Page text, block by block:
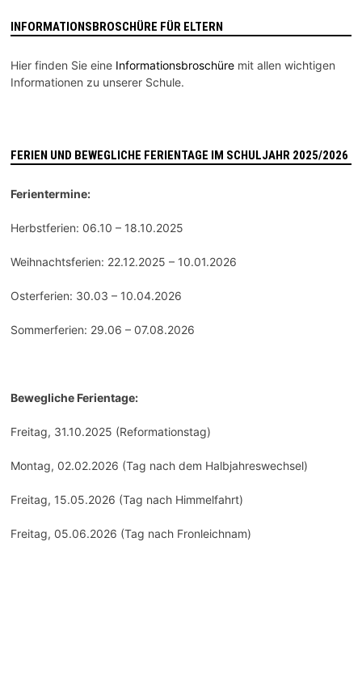
INFORMATIONSBROSCHÜRE FÜR ELTERN
Hier finden Sie eine Informationsbroschüremit allen wichtigen
Informationen zu unserer Schule.
FERIEN UND BEWEGLICHE FERIENTAGE IM SCHULJAHR 2025/2026
Ferientermine:
Herbstferien: 06.10 – 18.10.2025
Weihnachtsferien: 22.12.2025 – 10.01.2026
Osterferien: 30.03 – 10.04.2026
Sommerferien: 29.06 – 07.08.2026
Bewegliche Ferientage:
Freitag, 31.10.2025 (Reformationstag)
Montag, 02.02.2026 (Tag nach dem Halbjahreswechsel)
Freitag, 15.05.2026 (Tag nach Himmelfahrt)
Freitag, 05.06.2026 (Tag nach Fronleichnam)